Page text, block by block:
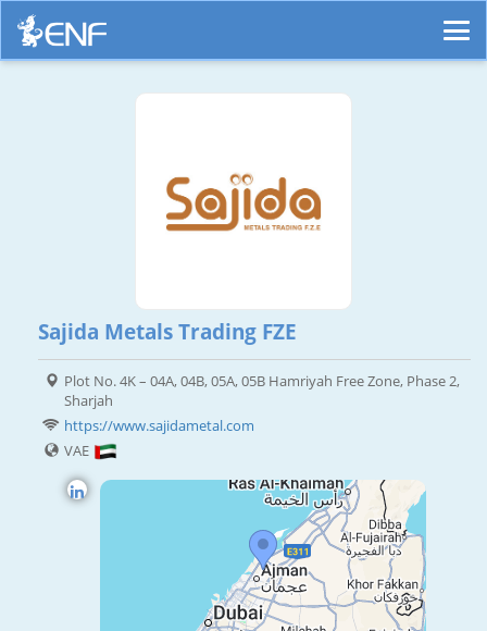
Sajida Metals Trading FZE
Plot No. 4K – 04A, 04B, 05A, 05B Hamriyah Free Zone, Phase 2,
Sharjah
https://www.sajidametal.com
VAE